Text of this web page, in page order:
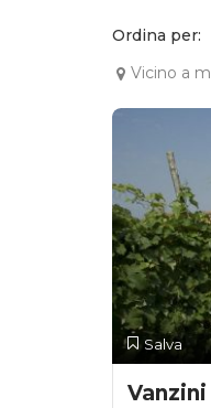
Ordina per:
Vicino a
Salva
Vanzini